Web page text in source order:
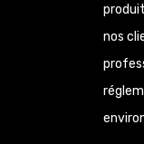
nos